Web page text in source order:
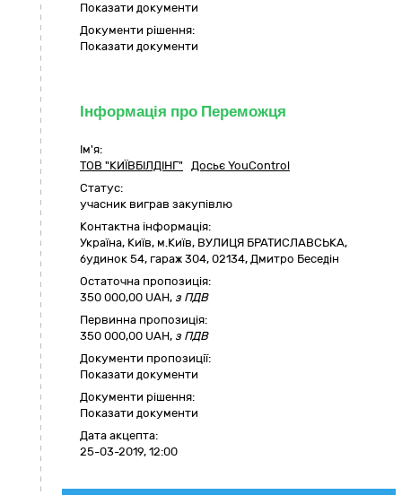
Показати документи
Документи рішення:
Показати документи
Інформація про Переможця
Ім'я:
ТОВ "КИЇВБІЛДІНГ" Досьє YouControl
Статус:
учасник виграв закупівлю
Контактна інформація:
Україна, Київ, м.Київ, ВУЛИЦЯ БРАТИСЛАВСЬКА,
будинок 54, гараж 304, 02134, Дмитро Беседін
Остаточна пропозиція:
350 000,00 UAH, з ПДВ
Первинна пропозиція:
350 000,00 UAH, з ПДВ
Документи пропозиції:
Показати документи
Документи рішення:
Показати документи
Дата акцепта:
25-03-2019, 12:00